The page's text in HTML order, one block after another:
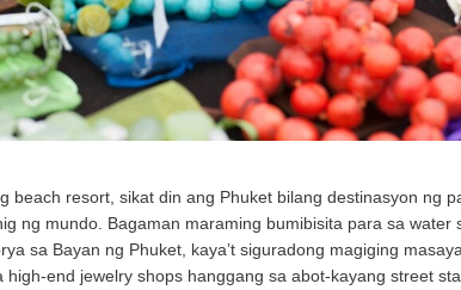
beach resort, sikat din ang Phuket bilang destinasyon ng
ng mundo. Bagaman maraming bumibisita para sa water
sa Bayan ng Phuket, kaya’t siguradong magiging
end jewelry shops hanggang sa abot-kayang street